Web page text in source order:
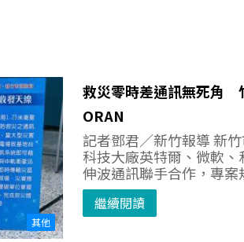
其他
救災零時差通訊無死角
ORAN
記者鄧君／新竹報導 新
科技大廠英特爾、微軟、
伸波通訊聯手合作，專案
繼續閱讀